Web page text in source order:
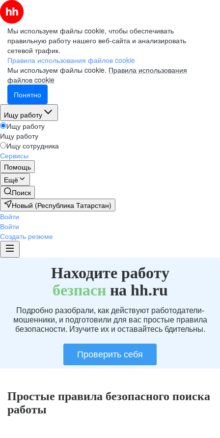
Мы используем файлы cookie, чтобы обеспечивать
правильную работу нашего веб-сайта и анализировать
сетевой трафик.
Правила использования файлов cookie
Мы используем файлы cookie. Правила использования
файлов cookie
Понятно
Ищу работу
Ищу работу
Ищу работу
Ищу сотрудника
Сервисы
Помощь
Ещё
Поиск
Новый (Республика Татарстан)
Войти
Войти
Создать резюме
Находите работу
безпаснна hh.ru
Подробно разобрали, как действуют работодатели-
мошенники, и подготовили для вас простые правила
безопасности. Изучите их и оставайтесь бдительны.
Проверить себя
Простые правила безопасного поиска
работы